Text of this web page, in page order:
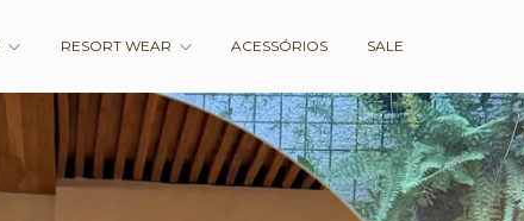
RESORT WEAR ACESSÓRIOS SALE